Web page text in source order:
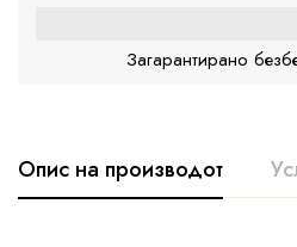
Загарантирано
Опис на производот